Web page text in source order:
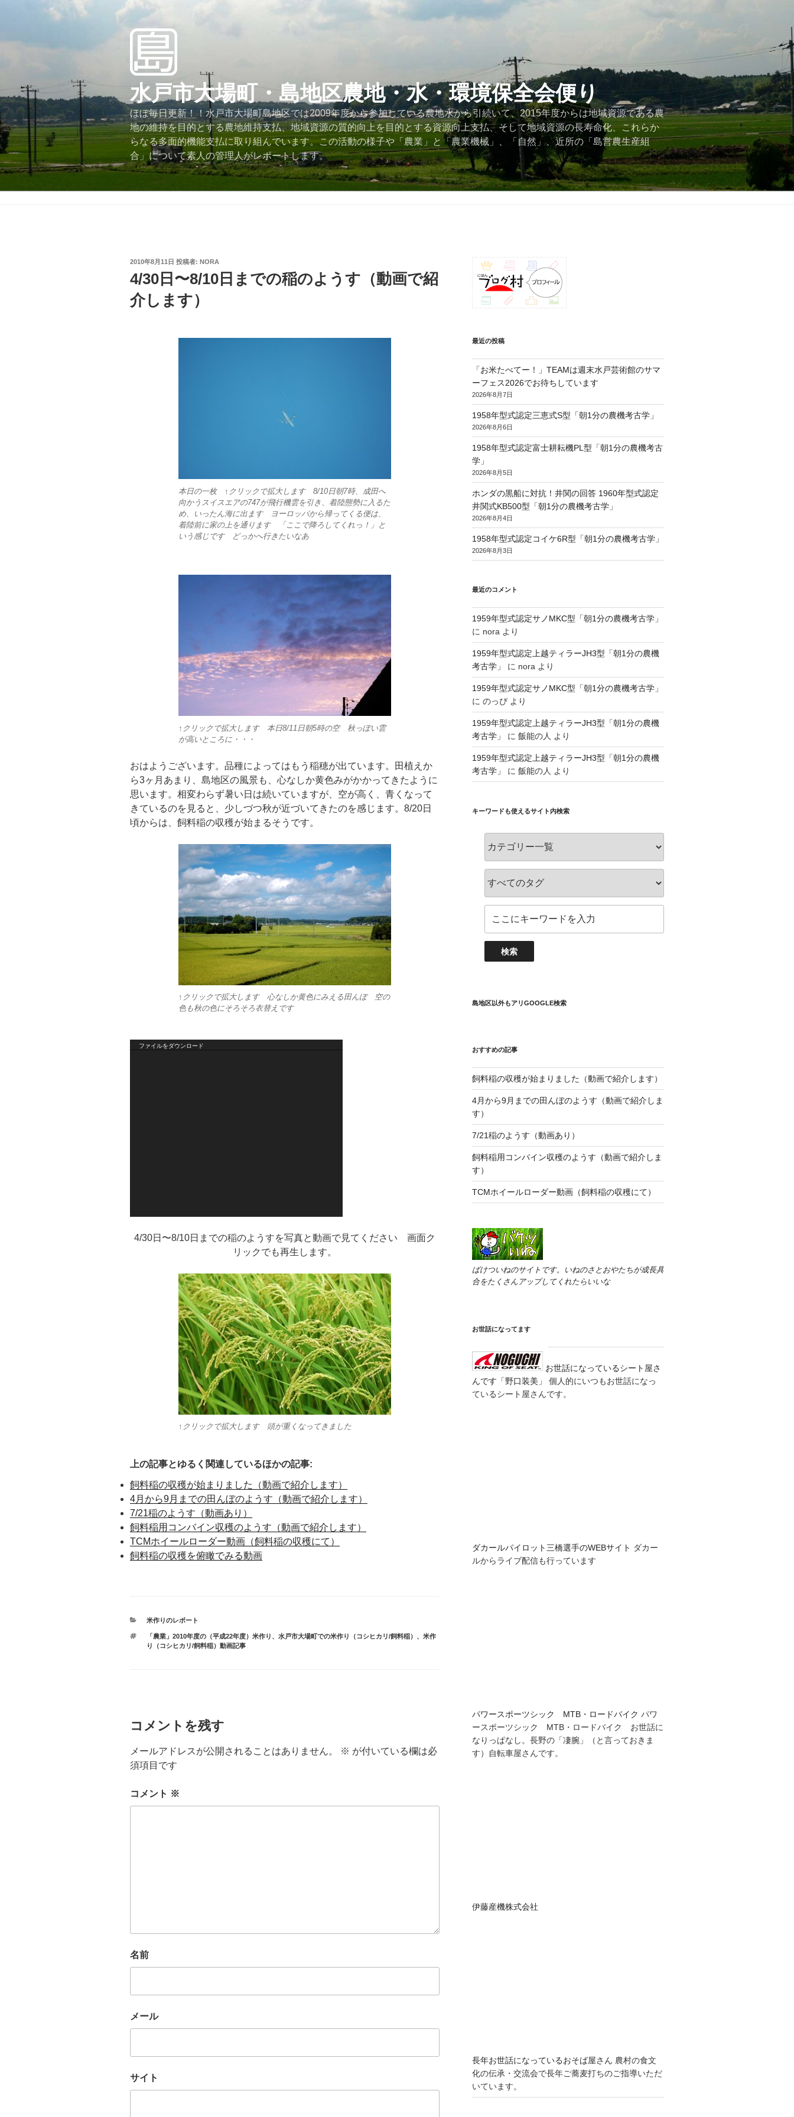
キ
ッ
プ
水戸市大場町・島地区農地・水・環境保全会便り
ほぼ毎日更新！！水戸市大場町島地区では2009年度から参加している農地水から引続いて、2015年度からは地域資源である農
地の維持を目的とする農地維持支払、地域資源の質的向上を目的とする資源向上支払、そして地域資源の長寿命化、これらか
らなる多面的機能支払に取り組んでいます。この活動の様子や「農業」と「農業機械」、「自然」、近所の「島営農生産組
合」について素人の管理人がレポートします。
投
日:
2010年8月11日 投稿者: NORA
4/30日〜8/10日までの稲のようす（動画で紹
介します）
本日の一枚 ↑クリックで拡大します 8/10日朝7時、成田へ
向かうスイスエアの747が飛行機雲を引き、着陸態勢に入るた
め、いったん海に出ます ヨーロッパから帰ってくる便は、
着陸前に家の上を通ります 「ここで降ろしてくれっ！」と
いう感じです どっかへ行きたいなあ
↑クリックで拡大します 本日8/11日朝5時の空 秋っぽい雲
が高いところに・・・
おはようございます。品種によってはもう稲穂が出ています。田植えか
ら3ヶ月あまり、島地区の風景も、心なしか黄色みがかかってきたように
思います。相変わらず暑い日は続いていますが、空が高く、青くなって
きているのを見ると、少しづつ秋が近づいてきたのを感じます。8/20日
頃からは、飼料稲の収穫が始まるそうです。
↑クリックで拡大します 心なしか黄色にみえる田んぼ 空の
色も秋の色にそろそろ衣替えです
ファイルをダウンロード
4/30日〜8/10日までの稲のようすを写真と動画で見てください 画面ク
リックでも再生します。
↑クリックで拡大します 頭が重くなってきました
上の記事とゆるく関連しているほかの記事:
飼料稲の収穫が始まりました（動画で紹介します）
4月から9月までの田んぼのようす（動画で紹介します）
7/21稲のようす（動画あり）
飼料稲用コンバイン収穫のようす（動画で紹介します）
TCMホイールローダー動画（飼料稲の収穫にて）
飼料稲の収穫を俯瞰でみる動画
カ
ゴ
リ
米作りのレポート
タ
グ
「農業」2010年度の（平成22年度）米作り 、 水戸市大場町での米作り（コシヒカリ/飼料稲） 、 米作
り（コシヒカリ/飼料稲）動画記事
コメントを残す
メールアドレスが公開されることはありません。 ※ が付いている欄は必
須項目です
コメント ※
名前
メール
サイト
最近の投稿
「お米たべてー！」TEAMは週末水戸芸術館のサマ
ーフェス2026でお待ちしています
2026年8月7日
1958年型式認定三恵式S型「朝1分の農機考古学」
2026年8月6日
1958年型式認定富士耕耘機PL型「朝1分の農機考古
学」
2026年8月5日
ホンダの黒船に対抗！井関の回答 1960年型式認定
井関式KB500型「朝1分の農機考古学」
2026年8月4日
1958年型式認定コイケ6R型「朝1分の農機考古学」
2026年8月3日
最近のコメント
1959年型式認定サノMKC型「朝1分の農機考古学」
に nora より
1959年型式認定上越ティラーJH3型「朝1分の農機
考古学」
に nora より
1959年型式認定サノMKC型「朝1分の農機考古学」
に のっぴより
1959年型式認定上越ティラーJH3型「朝1分の農機
考古学」
に 飯能の人 より
1959年型式認定上越ティラーJH3型「朝1分の農機
考古学」
に 飯能の人 より
キーワードも使えるサイト内検索
島地区以外もアリGOOGLE検索
おすすめの記事
飼料稲の収穫が始まりました（動画で紹介します）
4月から9月までの田んぼのようす（動画で紹介しま
す）
7/21稲のようす（動画あり）
飼料稲用コンバイン収穫のようす（動画で紹介しま
す）
TCMホイールローダー動画（飼料稲の収穫にて）
ばけついねのサイトです。いねのさとおやたちが成長具
合をたくさんアップしてくれたらいいな
お世話になってます
お世話になっているシート屋さ
んです「野口装美」
個人的にいつもお世話になっ
ているシート屋さんです。
（と言っておきます）自転車屋さんです。
大場島YouTubeチャンネル
inuchopper.blog
心の中にある
ものをHarleyを使ってカタチにする男のブログ